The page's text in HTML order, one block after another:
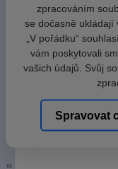
zpracováním
se dočasně ukládají
„V pořádku“
vám poskytovali
vašich údajů. Svůj
Spravovat